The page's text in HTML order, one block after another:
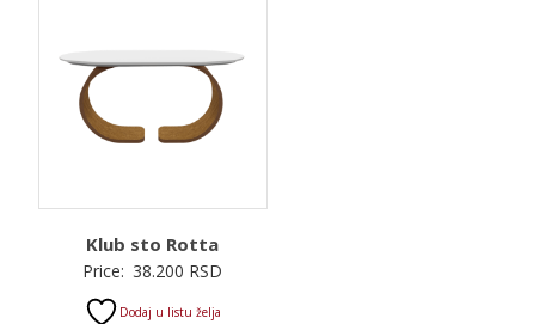
Klub sto Rotta
Price: 38.200 RSD
Dodaj u listu želja